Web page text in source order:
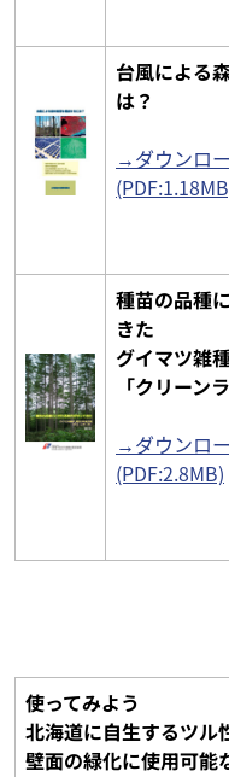
台風による
は？
→ダウンロ
種苗の品種
きた
グイマツ雑
「クリーン
→ダウンロ
(PDF:2.8MB)
使ってみよう
北海道に自生するツル
壁面の緑化に使用可能